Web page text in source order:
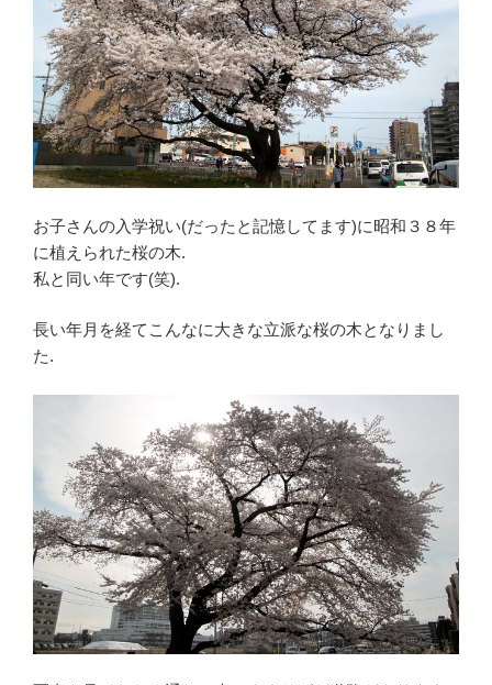
お子さんの入学祝い(だったと記憶してます)に昭和３８年
に植えられた桜の木.
私と同い年です(笑).
長い年月を経てこんなに大きな立派な桜の木となりまし
た.